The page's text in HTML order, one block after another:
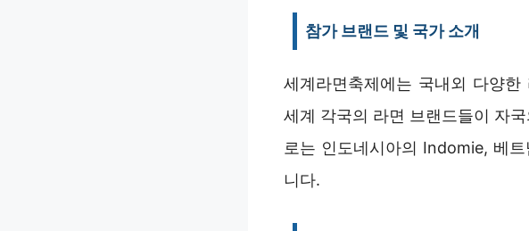
참가 브랜드 및 국가 소개
세계라면축제에는 국내외 다양
세계 각국의 라면 브랜드들이 자
로는 인도네시아의 Indomie, 베
니다.